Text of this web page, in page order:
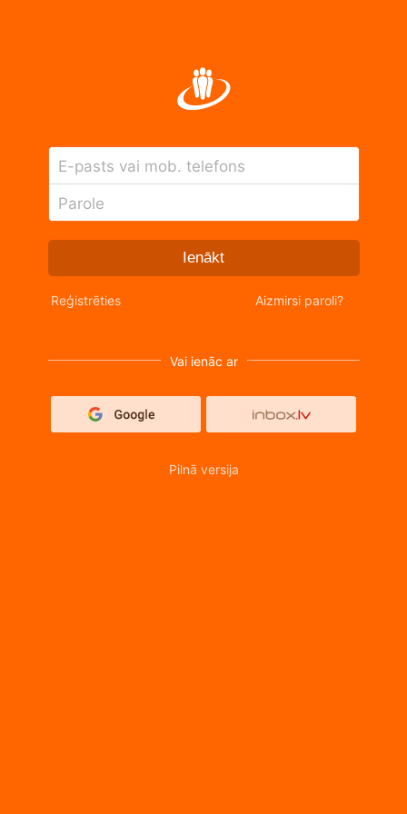
E-pasts vai mob. telefons
Parole
Ienākt
Reģistrēties Aizmirsi paroli?
Vai ienāc ar
Pilnā versija